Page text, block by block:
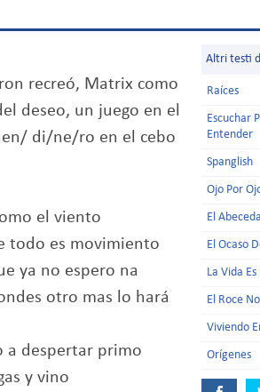
recreó, Matrix como
deseo, un juego en el
di/ne/ro en el cebo
el viento
todo es movimiento
ya no espero na
otro mas lo hará
a despertar primo
y vino
Altri testi
Raíces
Escuchar
Entender
Spanglish
Ojo Por
El
El Ocaso
La Vida
El Roce
Viviendo
Orígenes